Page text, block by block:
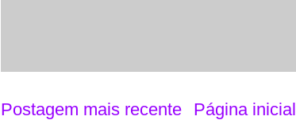
Postagem mais recente Página inicial